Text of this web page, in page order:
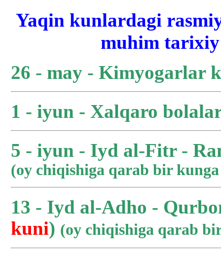
Yaqin kunlardagi
muhim
26 - may - Kimyogarlar
1 - iyun - Xalqaro
5 - iyun - Iyd al-Fitr -
(oy chiqishiga qarab bir
13 - Iyd al-Adho -
kuni) (oy chiqishiga qarab